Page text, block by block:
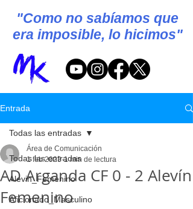
"Como no sabíamos que
era imposible, lo hicimos"
Entrada
Todas las entradas
Alevin_Femenino
Aficionado_Masculino
Todas las entradas
AD Arganda CF 0 - 2 Alevín
Femenino
Área de Comunicación
1 feb 2023 1 min de lectura